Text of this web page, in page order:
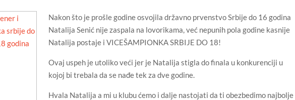
Nakon što je prošle godine osvojila državno prvenstvo Srbije do 16 godina
Natalija Senić nije zaspala na lovorikama, već nepunih pola godine kasnije
Natalija postaje i VICEŠAMPIONKA SRBIJE DO 18!
Ovaj uspeh je utoliko veći jer je Natalija stigla do finala u konkurenciji u
kojoj bi trebala da se nađe tek za dve godine.
Hvala Natalija a mi u klubu ćemo i dalje nastojati da ti obezbedimo najbolje